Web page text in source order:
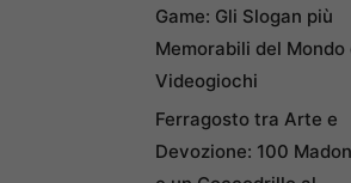
Game: Gli Slogan più
Memorabili del Mondo
Videogiochi
Ferragosto tra Arte e
Devozione: 100